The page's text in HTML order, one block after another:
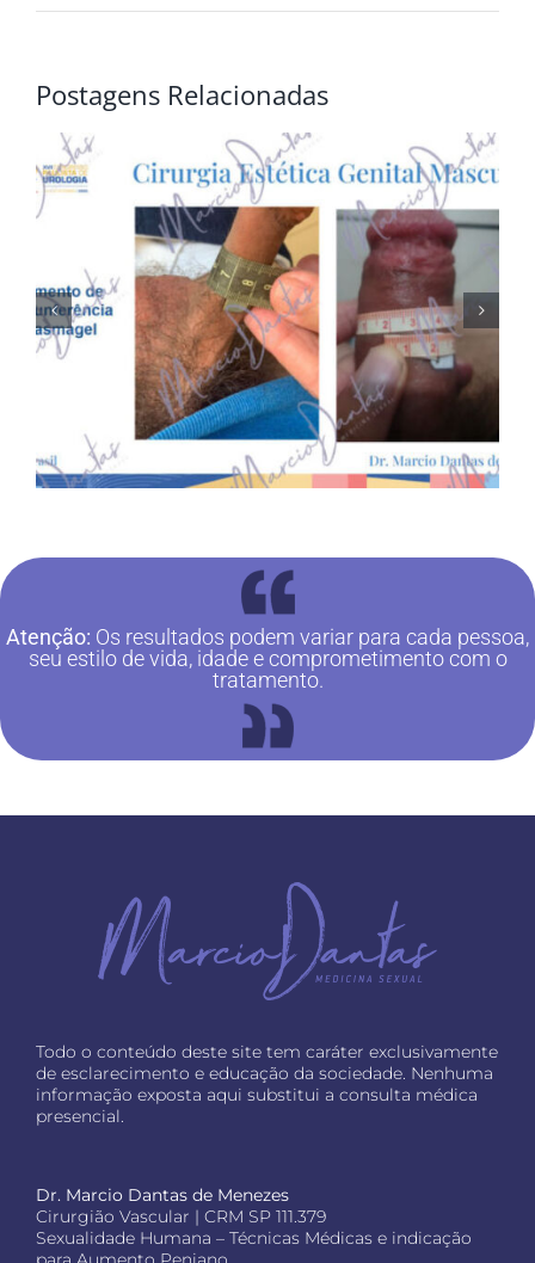
Postagens Relacionadas
Atenção: Os resultados podem variar para cada pessoa,
seu estilo de vida, idade e comprometimento com o
tratamento.
Todo o conteúdo deste site tem caráter exclusivamente
de esclarecimento e educação da sociedade. Nenhuma
informação exposta aqui substitui a consulta médica
presencial.
Dr. Marcio Dantas de Menezes
Cirurgião Vascular | CRM SP 111.379
Sexualidade Humana – Técnicas Médicas e indicação